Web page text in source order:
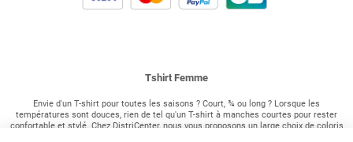
Tshirt Femme
Envie d'un T-shirt pour toutes les saisons ? Court, ¾ ou long ? Lorsque les
températures sont douces, rien de tel qu'un T-shirt à manches courtes pour rester
confortable et stylé. Chez DistriCenter, nous vous proposons un large choix de coloris